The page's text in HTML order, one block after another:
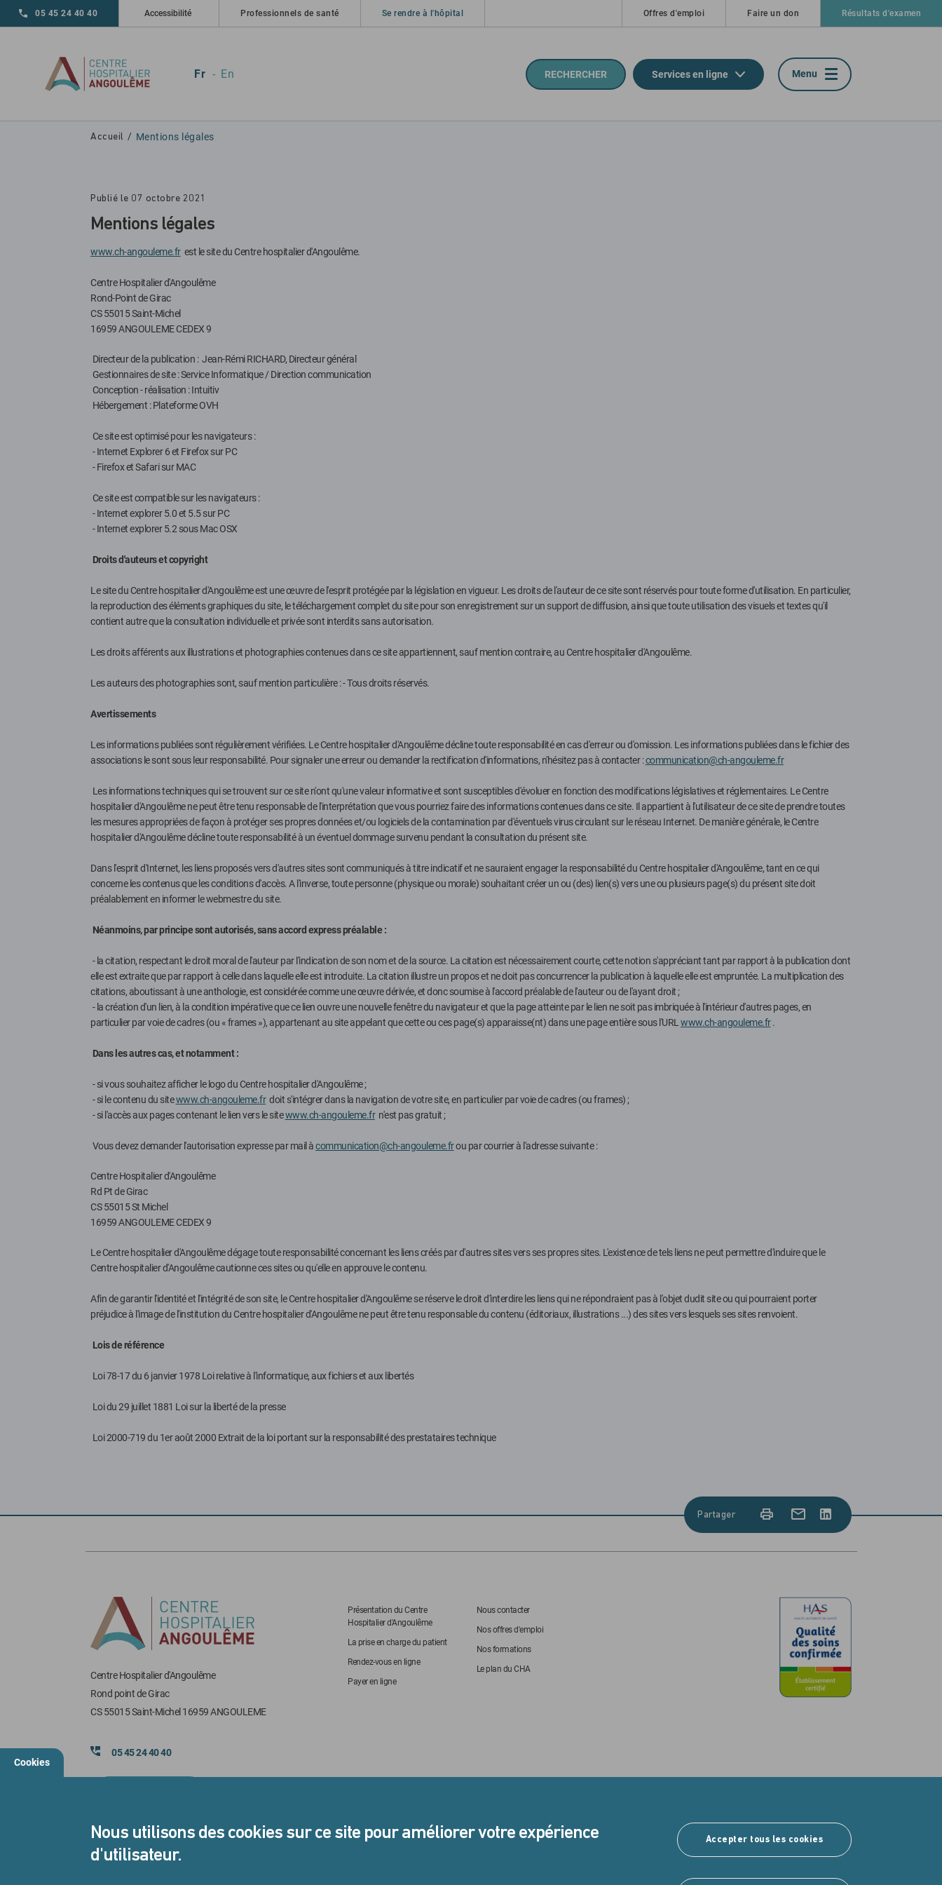
Fr En
05 45 24 40 40 Accessibilité Professionnels de santé Se rendre à l'hôpital Offres d'emploi Faire un don Résultats d'examen
RECHERCHER Services en ligne Menu
Accueil Mentions légales
Publié le 07 octobre 2021
Mentions légales
www.ch-angouleme.frest le site du Centre hospitalier d'Angoulême.
Centre Hospitalier d'Angoulême
Rond-Point de Girac
CS 55015 Saint-Michel
16959 ANGOULEME CEDEX 9
Directeur de la publication : Jean-Rémi RICHARD, Directeur général
Gestionnaires de site : Service Informatique / Direction communication
Conception - réalisation : Intuitiv
Hébergement : Plateforme OVH
Ce site est optimisé pour les navigateurs :
- Internet Explorer 6 et Firefox sur PC
- Firefox et Safari sur MAC
Ce site est compatible sur les navigateurs :
- Internet explorer 5.0 et 5.5 sur PC
- Internet explorer 5.2 sous Mac OSX
Droits d'auteurs et copyright
Le site du Centre hospitalier d'Angoulême est une œuvre de l'esprit protégée par la législation en vigueur. Les droits de l'auteur de ce site sont réservés pour toute forme d'utilisation. En particulier,
la reproduction des éléments graphiques du site, le téléchargement complet du site pour son enregistrement sur un support de diffusion, ainsi que toute utilisation des visuels et textes qu'il
contient autre que la consultation individuelle et privée sont interdits sans autorisation.
Les droits afférents aux illustrations et photographies contenues dans ce site appartiennent, sauf mention contraire, au Centre hospitalier d'Angoulême.
Les auteurs des photographies sont, sauf mention particulière : - Tous droits réservés.
Avertissements
Les informations publiées sont régulièrement vérifiées. Le Centre hospitalier d'Angoulême décline toute responsabilité en cas d'erreur ou d'omission. Les informations publiées dans le fichier des
associations le sont sous leur responsabilité. Pour signaler une erreur ou demander la rectification d'informations, n'hésitez pas à contacter :communication@ch-angouleme.fr
Les informations techniques qui se trouvent sur ce site n'ont qu'une valeur informative et sont susceptibles d'évoluer en fonction des modifications législatives et réglementaires. Le Centre
hospitalier d'Angoulême ne peut être tenu responsable de l'interprétation que vous pourriez faire des informations contenues dans ce site. Il appartient à l'utilisateur de ce site de prendre toutes
les mesures appropriées de façon à protéger ses propres données et/ou logiciels de la contamination par d'éventuels virus circulant sur le réseau Internet. De manière générale, le Centre
hospitalier d'Angoulême décline toute responsabilité à un éventuel dommage survenu pendant la consultation du présent site.
Dans l'esprit d'Internet, les liens proposés vers d'autres sites sont communiqués à titre indicatif et ne sauraient engager la responsabilité du Centre hospitalier d'Angoulême, tant en ce qui
concerne les contenus que les conditions d'accès. A l'inverse, toute personne (physique ou morale) souhaitant créer un ou (des) lien(s) vers une ou plusieurs page(s) du présent site doit
préalablement en informer le webmestre du site.
Néanmoins, par principe sont autorisés, sans accord express préalable :
- la citation, respectant le droit moral de l'auteur par l'indication de son nom et de la source. La citation est nécessairement courte, cette notion s'appréciant tant par rapport à la publication dont
elle est extraite que par rapport à celle dans laquelle elle est introduite. La citation illustre un propos et ne doit pas concurrencer la publication à laquelle elle est empruntée. La multiplication des
citations, aboutissant à une anthologie, est considérée comme une œuvre dérivée, et donc soumise à l'accord préalable de l'auteur ou de l'ayant droit ;
- la création d'un lien, à la condition impérative que ce lien ouvre une nouvelle fenêtre du navigateur et que la page atteinte par le lien ne soit pas imbriquée à l'intérieur d'autres pages, en
particulier par voie de cadres (ou « frames »), appartenant au site appelant que cette ou ces page(s) apparaisse(nt) dans une page entière sous l'URL www.ch-angouleme.fr.
Dans les autres cas, et notamment :
- si vous souhaitez afficher le logo du Centre hospitalier d'Angoulême ;
- si le contenu du sitewww.ch-angouleme.frdoit s'intégrer dans la navigation de votre site, en particulier par voie de cadres (ou frames) ;
- si l'accès aux pages contenant le lien vers le sitewww.ch-angouleme.frn'est pas gratuit ;
Vous devez demander l'autorisation expresse par mail àcommunication@ch-angouleme.frou par courrier à l'adresse suivante :
Centre Hospitalier d'Angoulême
Rd Pt de Girac
CS 55015 St Michel
16959 ANGOULEME CEDEX 9
Le Centre hospitalier d'Angoulême dégage toute responsabilité concernant les liens créés par d'autres sites vers ses propres sites. L'existence de tels liens ne peut permettre d'induire que le
Centre hospitalier d'Angoulême cautionne ces sites ou qu'elle en approuve le contenu.
Afin de garantir l'identité et l'intégrité de son site, le Centre hospitalier d'Angoulême se réserve le droit d'interdire les liens qui ne répondraient pas à l'objet dudit site ou qui pourraient porter
préjudice à l'image de l'institution du Centre hospitalier d'Angoulême ne peut être tenu responsable du contenu (éditoriaux, illustrations ...) des sites vers lesquels ses sites renvoient.
Lois de référence
Loi 78-17 du 6 janvier 1978 Loi relative à l'informatique, aux fichiers et aux libertés
Loi du 29 juillet 1881 Loi sur la liberté de la presse
Loi 2000-719 du 1er août 2000 Extrait de la loi portant sur la responsabilité des prestataires technique
Partager
Centre Hospitalier d'Angoulême
Rond point de Girac
CS 55015 Saint-Michel 16959 ANGOULEME
Présentation du Centre
Hospitalier d'Angoulême
La prise en charge du patient
Rendez-vous en ligne
Payer en ligne
Nous contacter
Nos offres d'emploi
Nos formations
Le plan du CHA
05 45 24 40 40
Cookies
Nous utilisons des cookies sur ce site pour améliorer votre expérience
d'utilisateur.
Accepter tous les cookies